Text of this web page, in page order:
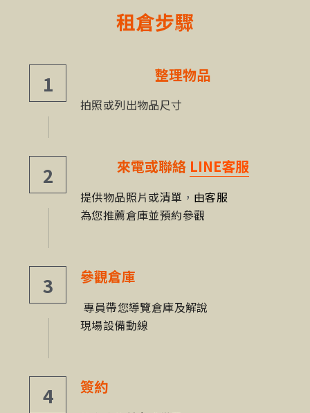
租倉步驟
1 整理物品
拍照或列出物品尺寸
2 來電或聯絡 LINE客服
提供物品照片或清單 ， 由客服
為您推薦倉庫並預約參觀
3 參觀倉庫
專員帶您導覽倉庫及解說
現場設備動線
4 簽約